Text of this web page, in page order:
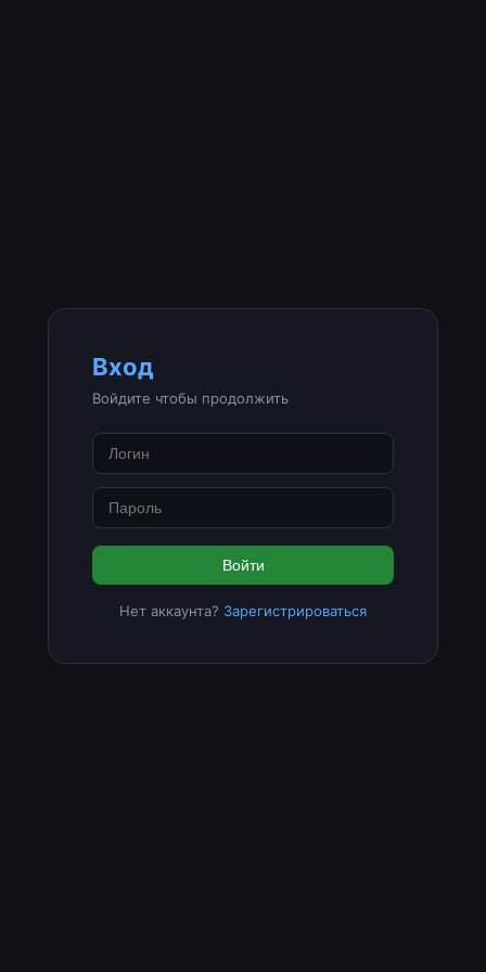
Вход
Войдите чтобы продолжить
Войти
Нет аккаунта? Зарегистрироваться